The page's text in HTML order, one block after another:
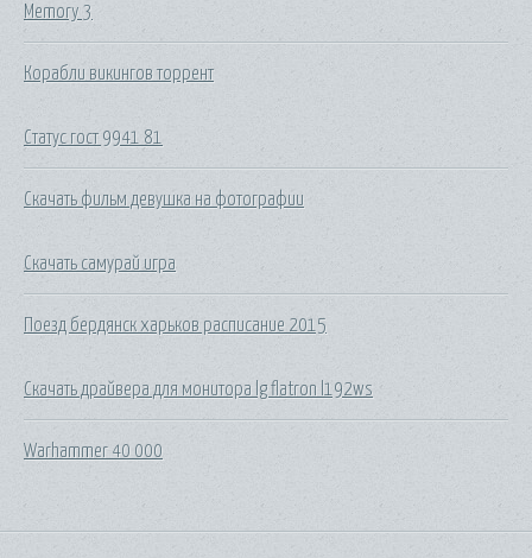
Memory 3
Корабли викингов торрент
Статус гост 9941 81
Скачать фильм девушка на фотографии
Скачать самурай игра
Поезд бердянск харьков расписание 2015
Скачать драйвера для монитора lg flatron l192ws
Warhammer 40 000